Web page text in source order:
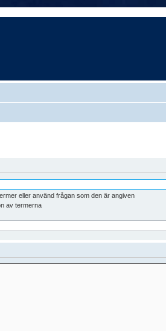
eller använd frågan som den är angiven
av termerna